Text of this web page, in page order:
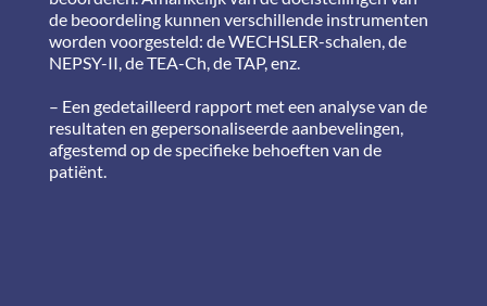
de beoordeling kunnen verschillende instrumenten
worden voorgesteld: de WECHSLER-schalen, de
NEPSY-II, de TEA-Ch, de TAP, enz.
– Een gedetailleerd rapport met een analyse van de
resultaten en gepersonaliseerde aanbevelingen,
afgestemd op de specifieke behoeften van de
patiënt.